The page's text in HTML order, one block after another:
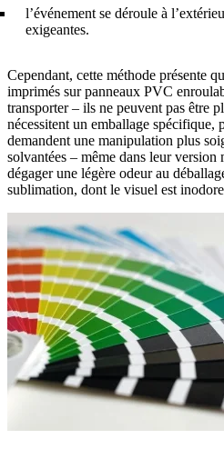
l’événement se déroule à
exigeantes.
Cependant, cette méthode présente
imprimés sur panneaux PVC
transporter – ils ne peuvent pas être
nécessitent un emballage spécifique,
demandent une manipulation plus
solvantées – même dans leur
dégager une légère odeur au
sublimation, dont le visuel est